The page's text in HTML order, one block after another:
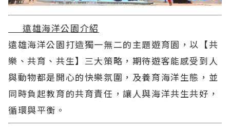
遠雄海洋公園介紹
遠雄海洋公園打造獨一無二的主題遊育園，以【共
樂、共育、共生】三大策略，期待遊客能感受到人
與動物都是開心的快樂氛圍，及養育海洋生態，並
同時負起教育的共育責任，讓人與海洋共生共好，
循環與平衡。